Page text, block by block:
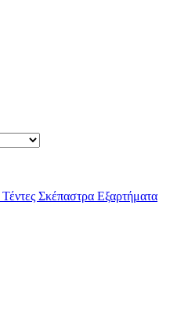
Τέντες Σκέπαστρα Εξαρτήματα